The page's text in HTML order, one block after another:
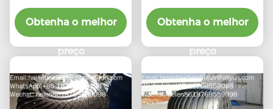
elétrico de tipo 20"
Obtenha o melhor
preço
Ventilador
Obtenha o melhor
preço